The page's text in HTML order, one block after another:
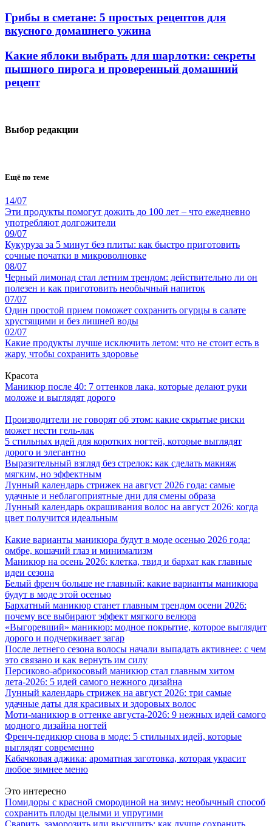
Грибы в сметане: 5 простых рецептов для
вкусного домашнего ужина
Какие яблоки выбрать для шарлотки: секреты
пышного пирога и проверенный домашний
рецепт
Выбор редакции
Ещё по теме
14/07
Эти продукты помогут дожить до 100 лет – что ежедневно
употребляют долгожители
09/07
Кукуруза за 5 минут без плиты: как быстро приготовить
сочные початки в микроволновке
08/07
Черный лимонад стал летним трендом: действительно ли он
полезен и как приготовить необычный напиток
07/07
Один простой прием поможет сохранить огурцы в салате
хрустящими и без лишней воды
02/07
Какие продукты лучше исключить летом: что не стоит есть в
жару, чтобы сохранить здоровье
Красота
Маникюр после 40: 7 оттенков лака, которые делают руки
моложе и выглядят дорого
Производители не говорят об этом: какие скрытые риски
может нести гель-лак
5 стильных идей для коротких ногтей, которые выглядят
дорого и элегантно
Выразительный взгляд без стрелок: как сделать макияж
мягким, но эффектным
Лунный календарь стрижек на август 2026 года: самые
удачные и неблагоприятные дни для смены образа
Лунный календарь окрашивания волос на август 2026: когда
цвет получится идеальным
Какие варианты маникюра будут в моде осенью 2026 года:
омбре, кошачий глаз и минимализм
Маникюр на осень 2026: клетка, твид и бархат как главные
идеи сезона
Белый френч больше не главный: какие варианты маникюра
будут в моде этой осенью
Бархатный маникюр станет главным трендом осени 2026:
почему все выбирают эффект мягкого велюра
«Выгоревший» маникюр: модное покрытие, которое выглядит
дорого и подчеркивает загар
После летнего сезона волосы начали выпадать активнее: с чем
это связано и как вернуть им силу
Персиково-абрикосовый маникюр стал главным хитом
лета-2026: 5 идей самого нежного дизайна
Лунный календарь стрижек на август 2026: три самые
удачные даты для красивых и здоровых волос
Моти-маникюр в оттенке августа-2026: 9 нежных идей самого
модного дизайна ногтей
Френч-педикюр снова в моде: 5 стильных идей, которые
выглядят современно
Кабачковая аджика: ароматная заготовка, которая украсит
любое зимнее меню
Это интересно
Помидоры с красной смородиной на зиму: необычный способ
сохранить плоды целыми и упругими